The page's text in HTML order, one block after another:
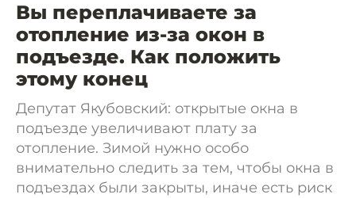
Вы переплачиваете за
отопление из-за окон в
подъезде. Как положить
этому конец
Депутат Якубовский: открытые окна в
подъезде увеличивают плату за
отопление. Зимой нужно особо
внимательно следить за тем, чтобы окна в
подъездах были закрыты, иначе есть риск